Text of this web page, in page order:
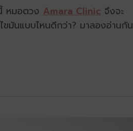
หมอตวง Amara Clinic จึงจะ
มันแบบไหนดีกว่า? มาลองอ่านกัน